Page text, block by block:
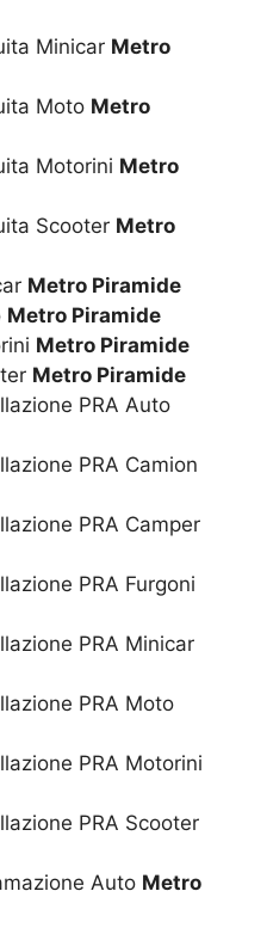
Minicar Metro
Moto Metro
Motorini Metro
Scooter Metro
Metro Piramide
Metro Piramide
Metro Piramide
Metro Piramide
PRA Auto
PRA Camion
PRA Camper
PRA Furgoni
PRA Minicar
PRA Moto
PRA Motorini
PRA Scooter
Auto Metro